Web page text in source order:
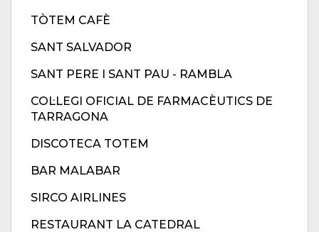
TÒTEM CAFÈ
SANT SALVADOR
SANT PERE I SANT PAU - RAMBLA
COL·LEGI OFICIAL DE FARMACÈUTICS DE
TARRAGONA
DISCOTECA TOTEM
BAR MALABAR
SIRCO AIRLINES
RESTAURANT LA CATEDRAL